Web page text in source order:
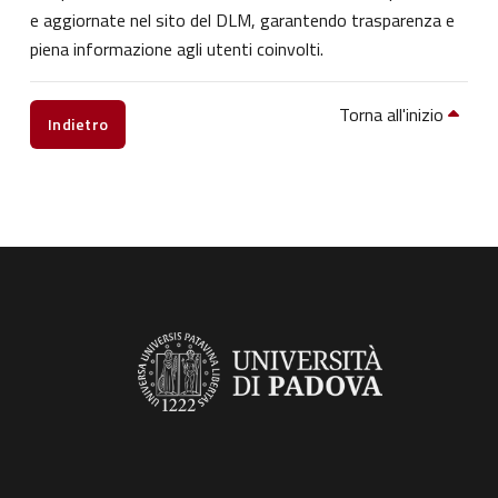
e aggiornate nel sito del DLM, garantendo trasparenza e
piena informazione agli utenti coinvolti.
Indietro Torna all'inizio